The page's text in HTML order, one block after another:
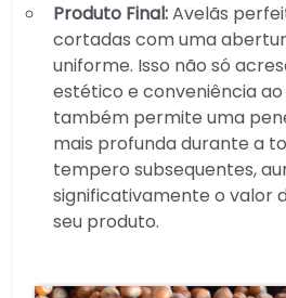
Produto Final:Avelãs
cortadas com uma
uniforme. Isso não só
estético e conveniência
também permite uma
mais profunda durante a
tempero subsequentes,
significativamente o valor
seu produto.